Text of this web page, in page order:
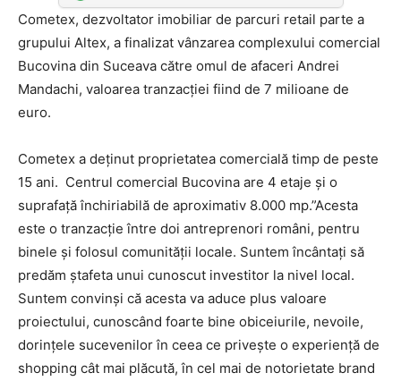
Cometex, dezvoltator imobiliar de parcuri retail parte a
grupului Altex, a finalizat vânzarea complexului comercial
Bucovina din Suceava către omul de afaceri Andrei
Mandachi, valoarea tranzacţiei fiind de 7 milioane de
euro.
Cometex a deţinut proprietatea comercială timp de peste
15 ani. Centrul comercial Bucovina are 4 etaje şi o
suprafaţă închiriabilă de aproximativ 8.000 mp.”Acesta
este o tranzacţie între doi antreprenori români, pentru
binele şi folosul comunităţii locale. Suntem încântaţi să
predăm ştafeta unui cunoscut investitor la nivel local.
Suntem convinşi că acesta va aduce plus valoare
proiectului, cunoscând foarte bine obiceiurile, nevoile,
dorinţele sucevenilor în ceea ce priveşte o experienţă de
shopping cât mai plăcută, în cel mai de notorietate brand